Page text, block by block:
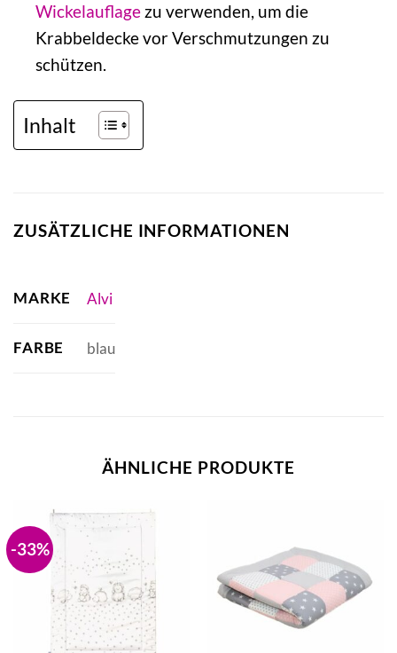
Wickelauflagezu verwenden, um die
Krabbeldecke vor Verschmutzungen zu
schützen.
Inhalt
ZUSÄTZLICHE INFORMATIONEN
MARKE Alvi
FARBE blau
ÄHNLICHE PRODUKTE
-33%